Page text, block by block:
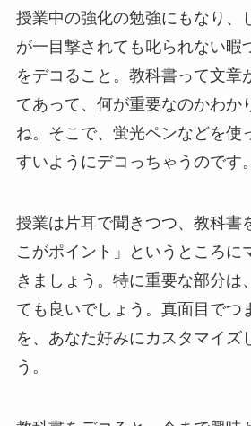
授業中の強化の勉強にもなり、
が一目撃されても叱られない暇
をデコること。教科書って文章
てあって、何が重要なのかわか
ね。そこで、蛍光ペンなどを使
すいようにデコっちゃうのです。
授業は片耳で聞きつつ、教科書
こがポイント」というところに
きましょう。特に重要な部分は
ても良いでしょう。真面目でつ
を、あなた好みにカスタマイズ
う。